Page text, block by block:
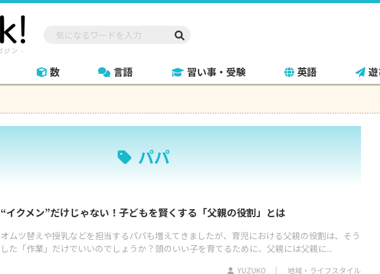
数 言語 習い事・受験 英語
パパ
“イクメン”だけじゃない！子どもを賢くする「父親の役割」とは
オムツ替えや授乳などを担当するパパも増えてきましたが、育児における父親の役割は、そう
した「作業」だけでいいのでしょうか？頭のいい子を育てるために、父親には父親に...
YUZUKO 地域・ライフスタイル